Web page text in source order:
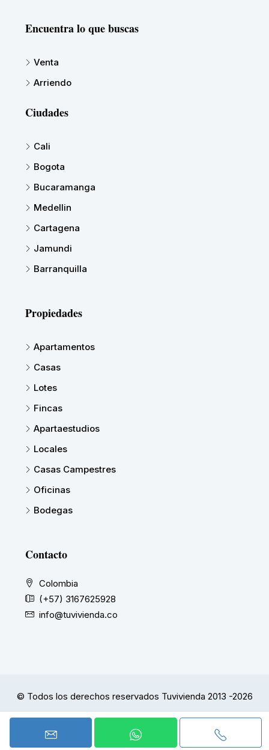
Encuentra lo que buscas
Venta
Arriendo
Ciudades
Cali
Bogota
Bucaramanga
Medellin
Cartagena
Jamundi
Barranquilla
Propiedades
Apartamentos
Casas
Lotes
Fincas
Apartaestudios
Locales
Casas Campestres
Oficinas
Bodegas
Contacto
Colombia
(+57) 3167625928
info@tuvivienda.co
© Todos los derechos reservados Tuvivienda 2013 -2026